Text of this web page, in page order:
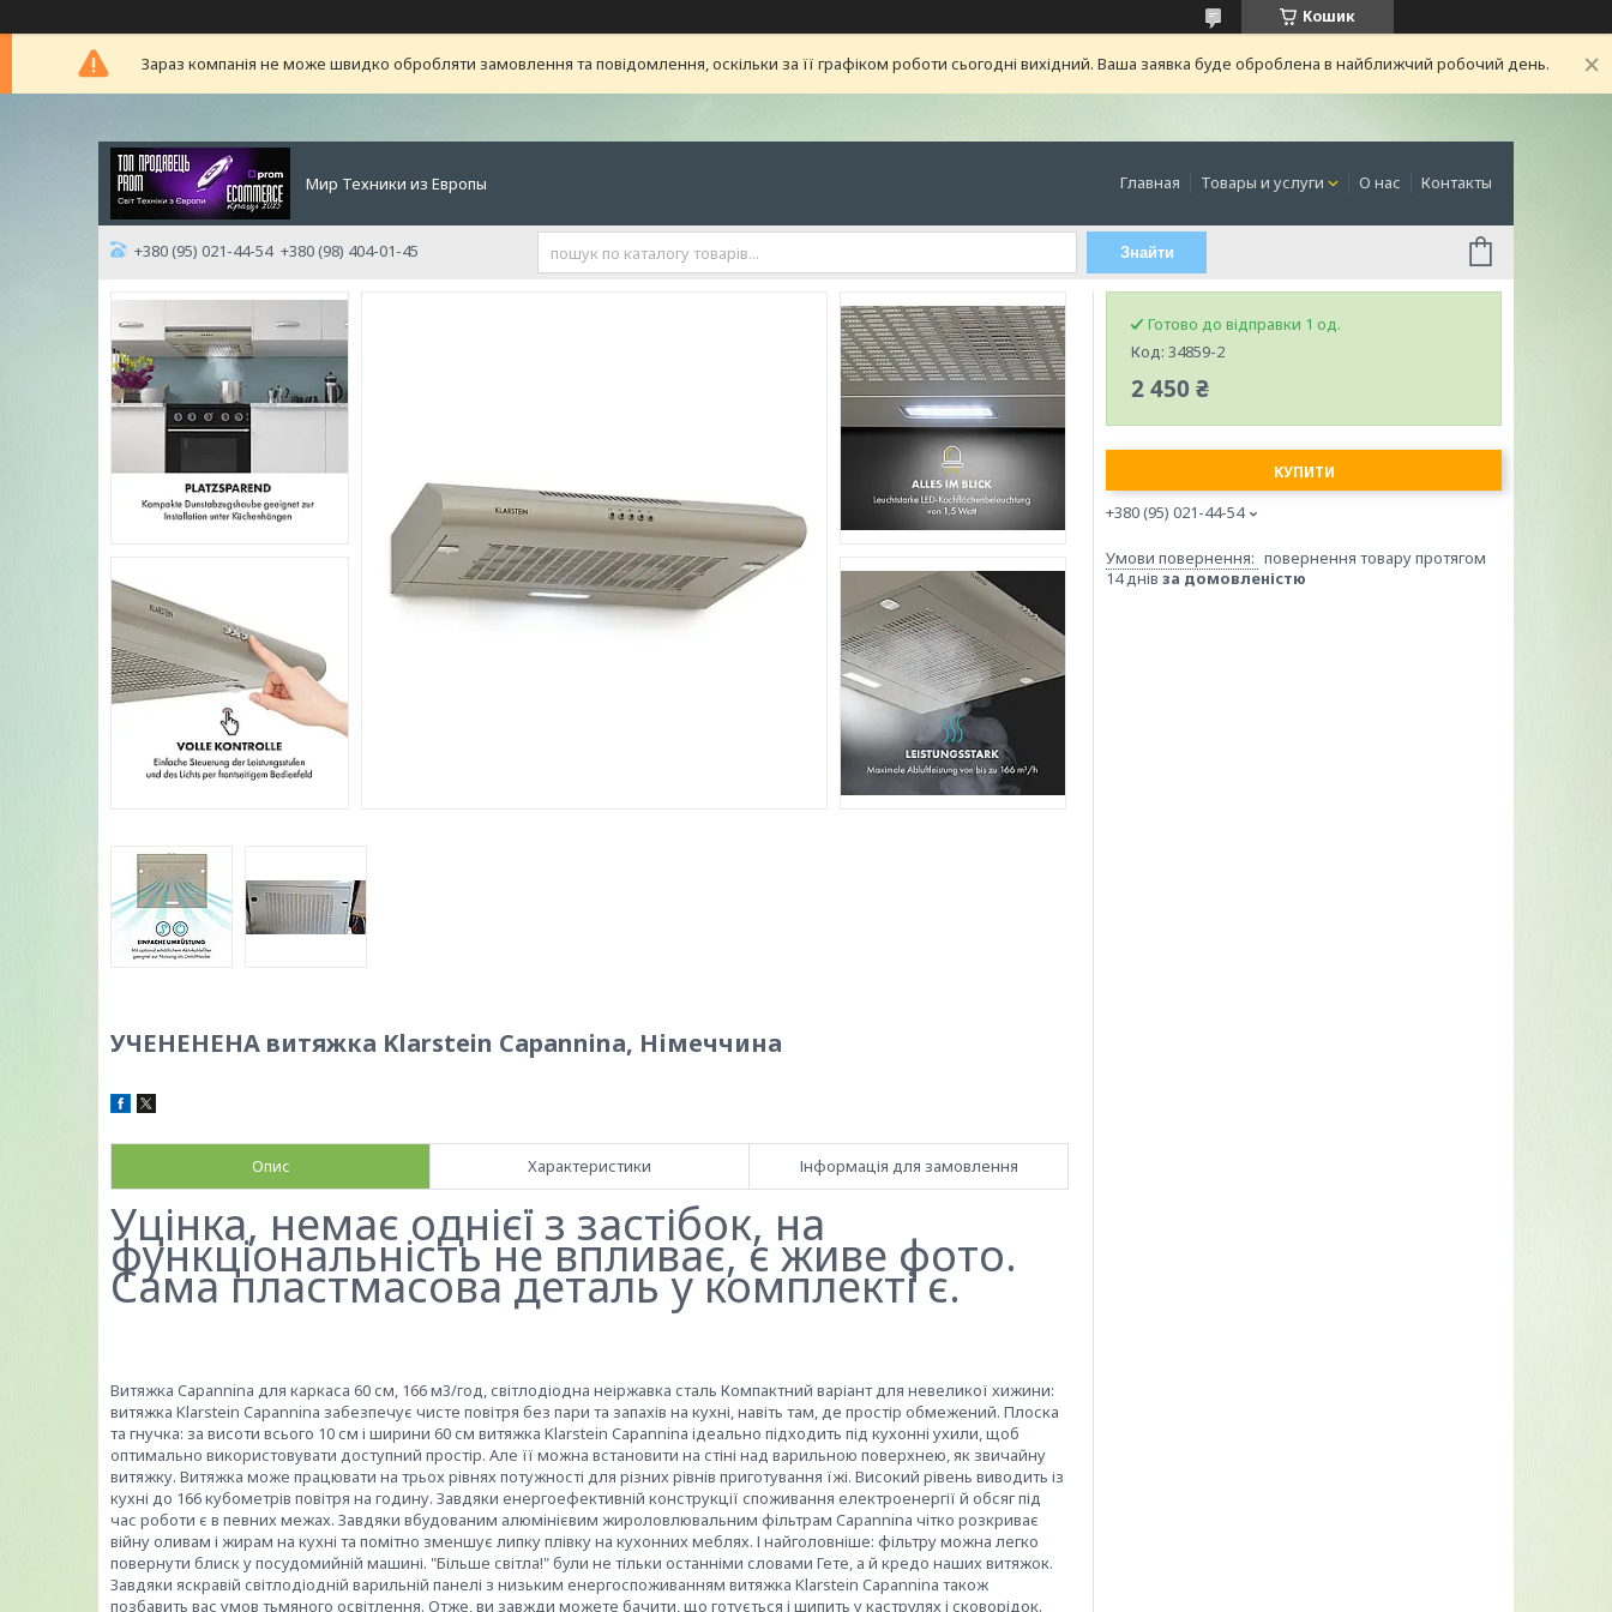
Кошик
Зараз компанія не може швидко обробляти замовлення та повідомлення, оскільки за її графіком роботи сьогодні вихідний. Ваша заявка буде оброблена в найближчий робочий день.
Мир Техники из Европы Главная Товары и услуги О нас Контакты
+380 (95) 021-44-54 +380 (98) 404-01-45 Знайти
УЧЕНЕНЕНА витяжка Klarstein Capannina, Німеччина
Опис Характеристики Інформація для замовлення
Уцінка, немає однієї з застібок, на
функціональність не впливає, є живе фото.
Сама пластмасова деталь у комплекті є.
Витяжка Capannina для каркаса 60 см, 166 м3/год, світлодіодна неіржавка сталь Компактний варіант для невеликої хижини:
витяжка Klarstein Capannina забезпечує чисте повітря без пари та запахів на кухні, навіть там, де простір обмежений. Плоска
та гнучка: за висоти всього 10 см і ширини 60 см витяжка Klarstein Capannina ідеально підходить під кухонні ухили, щоб
оптимально використовувати доступний простір. Але її можна встановити на стіні над варильною поверхнею, як звичайну
витяжку. Витяжка може працювати на трьох рівнях потужності для різних рівнів приготування їжі. Високий рівень виводить із
кухні до 166 кубометрів повітря на годину. Завдяки енергоефективній конструкції споживання електроенергії й обсяг під
час роботи є в певних межах. Завдяки вбудованим алюмінієвим жироловлювальним фільтрам Capannina чітко розкриває
війну оливам і жирам на кухні та помітно зменшує липку плівку на кухонних меблях. І найголовніше: фільтру можна легко
повернути блиск у посудомийній машині. "Більше світла!" були не тільки останніми словами Гете, а й кредо наших витяжок.
Завдяки яскравій світлодіодній варильній панелі з низьким енергоспоживанням витяжка Klarstein Capannina також
позбавить вас умов тьмяного освітлення. Отже, ви завжди можете бачити, що готується і шипить у каструлях і сковорідок.
Готово до відправки 1 од.
Код: 34859-2
2 450 ₴
КУПИТИ
+380 (95) 021-44-54
повернення товару протягом
14 днів за домовленістю